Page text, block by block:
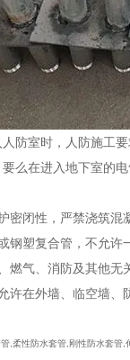
防室时，人防施工
么在进入地下室的
闭性，严禁浇筑混
钢塑复合管，不允
气、消防及其他无
许在外墙、临空墙
,柔性防水套管,刚性防水套管